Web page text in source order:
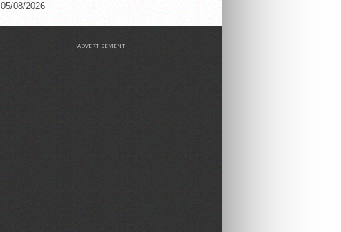
05/08/2026
ADVERTISEMENT